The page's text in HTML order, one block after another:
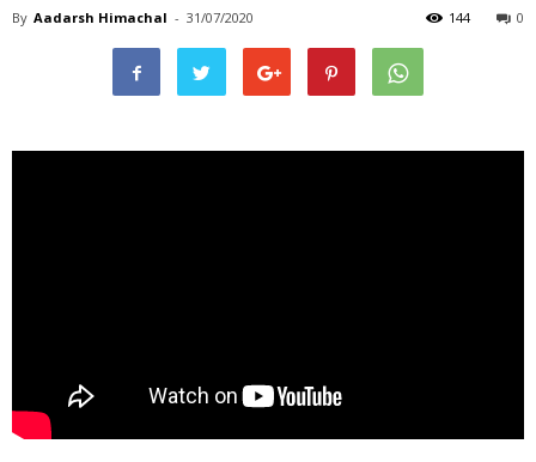
By Aadarsh Himachal - 31/07/2020 0
144